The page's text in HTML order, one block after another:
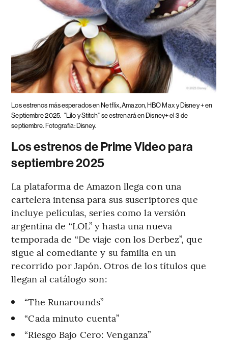
Los estrenos más esperados en Netflix, Amazon, HBO Max y Disney + en
Septiembre 2025. "Lilo y Stitch" se estrenará en Disney+ el 3 de
septiembre. Fotografía: Disney.
Los estrenos de Prime Video para
septiembre 2025
La plataforma de Amazon llega con una
cartelera intensa para sus suscriptores que
incluye películas, series como la versión
argentina de “LOL” y hasta una nueva
temporada de “De viaje con los Derbez”, que
sigue al comediante y su familia en un
recorrido por Japón. Otros de los títulos que
llegan al catálogo son:
“The Runarounds”
“Cada minuto cuenta”
“Riesgo Bajo Cero: Venganza”